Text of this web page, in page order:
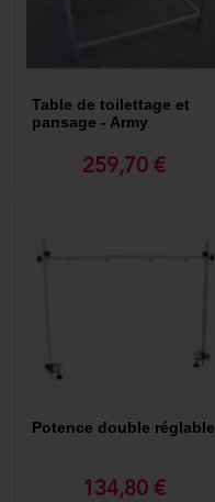
Table de toilettage et
pansage - Army
259,70 €
Potence double réglable
134,80 €